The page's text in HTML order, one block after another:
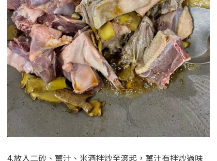
4.放入二砂、薑汁、米酒拌炒至滾起，薑汁有拌炒過味